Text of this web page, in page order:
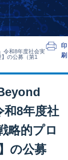
令和8年度社会実
の公募（第1
印
刷
和8年度社
略的プロ
の公募